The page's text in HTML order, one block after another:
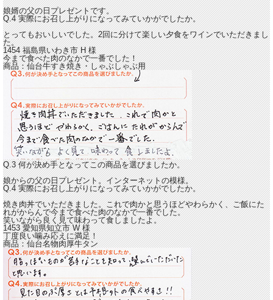
娘婿の父の日プレゼントです。
Q.4 実際にお召し上がりになってみていかがでしたか。
とってもおいしいでした。2回に分けて楽しい夕食をワインでいただきまし
た。
1454 福島県いわき市H様
今まで食べた肉のなかで一番でした！
商品：仙台牛すき焼き・しゃぶしゃぶ用
Q.3 何が決め手となってこの商品を選びましたか。
娘からの父の日プレゼント。インターネットの模様。
Q.4 実際にお召し上がりになってみていかがでしたか。
焼き肉丼でいただきました。これで肉かと思うほどやわらかく、ご飯にた
れがからんで今まで食べた肉のなかで一番でした。
笑いながら良く見て味わって食しましたよ。
1453 愛知県知立市W様
丁度良い噛み応えに満足！
商品：仙台名物肉厚牛タン